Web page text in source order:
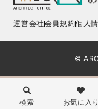
運営会社会員規約個人
©
検索 お気に入り